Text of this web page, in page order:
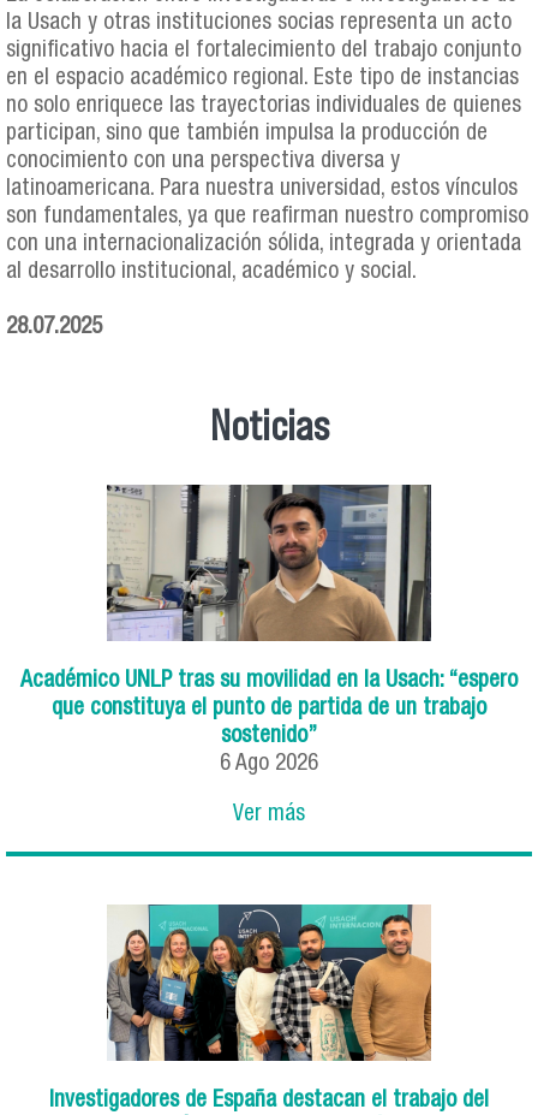
la Usach y otras instituciones socias representa un acto
significativo hacia el fortalecimiento del trabajo conjunto
en el espacio académico regional. Este tipo de instancias
no solo enriquece las trayectorias individuales de quienes
participan, sino que también impulsa la producción de
conocimiento con una perspectiva diversa y
latinoamericana. Para nuestra universidad, estos vínculos
son fundamentales, ya que reafirman nuestro compromiso
con una internacionalización sólida, integrada y orientada
al desarrollo institucional, académico y social.
28.07.2025
Noticias
Académico UNLP tras su movilidad en la Usach: “espero
que constituya el punto de partida de un trabajo
sostenido”
6 Ago 2026
Ver más
Investigadores de España destacan el trabajo del